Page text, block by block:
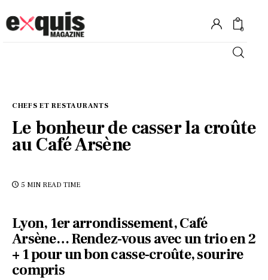
0
Gastronomie
Recettes
CHEFS ET RESTAURANTS
Le bonheur de casser la croûte
au Café Arsène
5 MIN READ TIME
Lyon, 1er arrondissement, Café
Arsène… Rendez-vous avec un trio en 2
+ 1 pour un bon casse-croûte, sourire
compris